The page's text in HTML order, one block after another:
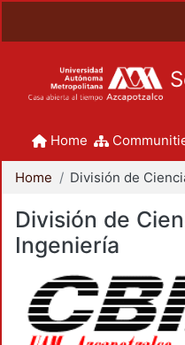
Home
Home
División de
Ingeniería